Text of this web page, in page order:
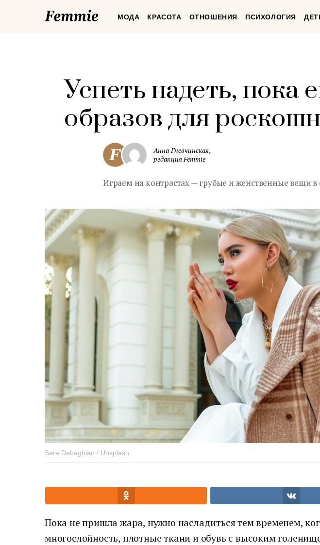
FemmieМОДА КРАСОТА ОТНОШЕНИЯ ПСИХОЛОГИЯ
Успеть надеть, пока
образов для
Анна Гневчинская,
редакция Femmie
Играем на контрастах — грубые и женственные вещи в
Sara Dabaghian / Unsplash
Пока не пришла жара, нужно насладиться тем временем,
многослойность, плотные ткани и обувь с высоким